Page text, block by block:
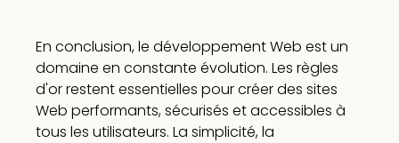
En conclusion, le développement Web est un
domaine en constante évolution. Les règles
d'or restent essentielles pour créer des sites
Web performants, sécurisés et accessibles à
tous les utilisateurs. La simplicité, la